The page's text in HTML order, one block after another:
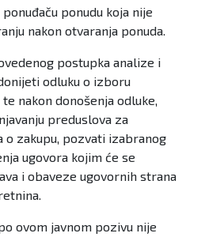
ponudu koja nije
nakon otvaranja ponuda.
postupka analize i
odluku o izboru
nakon donošenja odluke,
preduslova za
o zakupu, pozvati izabranog
ugovora kojim će se
i obaveze ugovornih strana
ovom javnom pozivu nije